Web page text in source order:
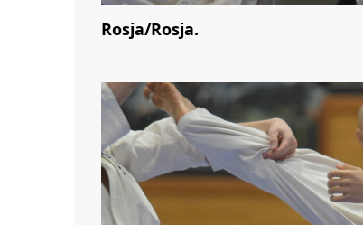
Rosja/Rosja.